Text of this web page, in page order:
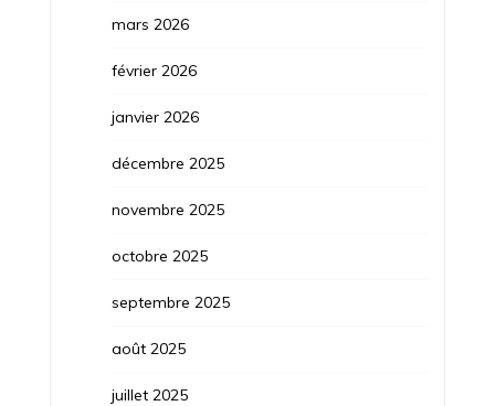
mars 2026
février 2026
janvier 2026
décembre 2025
novembre 2025
octobre 2025
septembre 2025
août 2025
juillet 2025